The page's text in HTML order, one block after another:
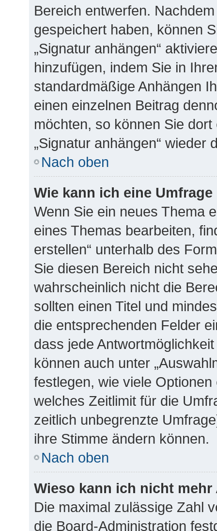
Bereich entwerfen.
gespeichert haben, können
„Signatur anhängen“
hinzufügen, indem Sie in
standardmäßige Anhängen
einen einzelnen Beitrag
möchten, so können Sie
„Signatur anhängen“ wieder
Nach oben
Wie kann ich eine
Wenn Sie ein neues Thema
eines Themas bearbeiten,
erstellen“ unterhalb des
Sie diesen Bereich nicht
wahrscheinlich nicht die
sollten einen Titel und
die entsprechenden Felder
dass jede
können auch unter
festlegen, wie viele
welches Zeitlimit für die
zeitlich unbegrenzte
ihre Stimme ändern können.
Nach oben
Wieso kann ich nicht
Die maximal zulässige Zahl
die Board-Administration